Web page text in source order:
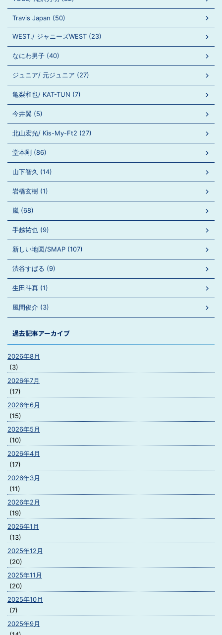
Travis Japan (50)
WEST./ ジャニーズWEST (23)
なにわ男子 (40)
ジュニア/ 元ジュニア (27)
亀梨和也/ KAT-TUN (7)
今井翼 (5)
北山宏光/ Kis-My-Ft2 (27)
堂本剛 (86)
山下智久 (14)
岩橋玄樹 (1)
嵐 (68)
手越祐也 (9)
新しい地図/SMAP (107)
渋谷すばる (9)
生田斗真 (1)
風間俊介 (3)
過去記事アーカイブ
2026年8月
(3)
2026年7月
(17)
2026年6月
(15)
2026年5月
(10)
2026年4月
(17)
2026年3月
(11)
2026年2月
(19)
2026年1月
(13)
2025年12月
(20)
2025年11月
(20)
2025年10月
(7)
2025年9月